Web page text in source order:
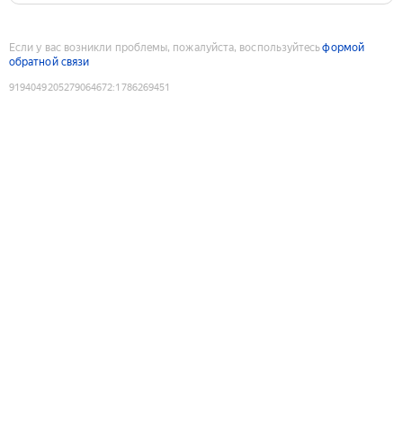
Если у вас возникли проблемы, пожалуйста, воспользуйтесьформой
обратной связи
9194049205279064672:1786269451